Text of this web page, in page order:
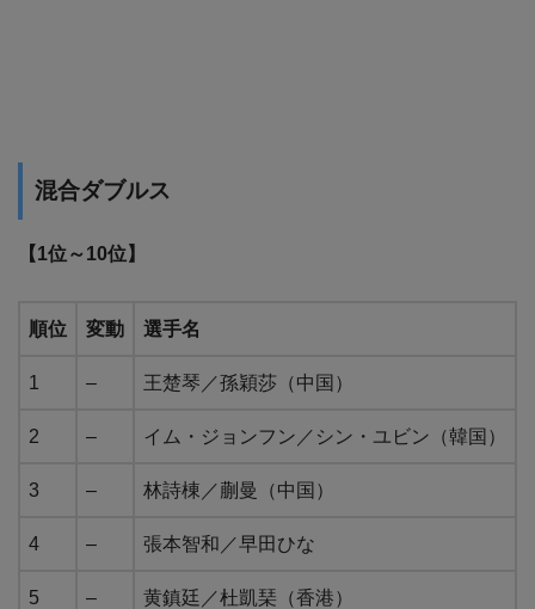
混合ダブルス
【1位～10位】
順位 変動 選手名
1 – 王楚琴／孫穎莎（中国）
2 – イム・ジョンフン／シン・ユビン（韓国）
3 – 林詩棟／蒯曼（中国）
4 – 張本智和／早田ひな
5 – 黄鎮廷／杜凱琹（香港）